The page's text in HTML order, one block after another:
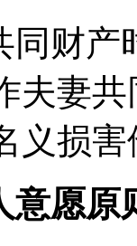
同财产
夫妻
义损
意愿原